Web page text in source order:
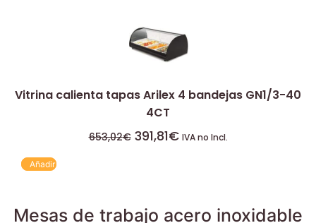
Vitrina calienta tapas Arilex 4 bandejas GN1/3-40
4CT
653,02€ 391,81€ IVA no Incl.
Añadir
Mesas de trabajo acero inoxidable